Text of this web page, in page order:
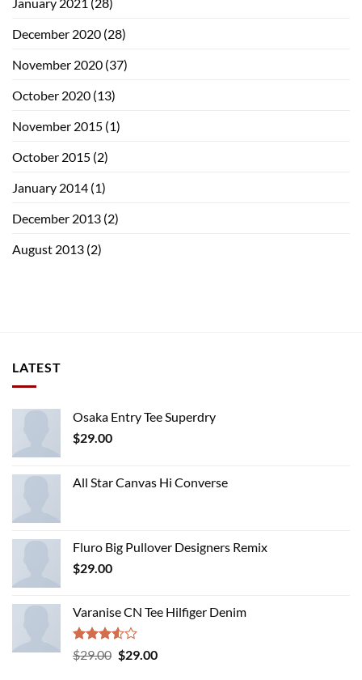
December 2020 (28)
November 2020 (37)
October 2020 (13)
November 2015 (1)
October 2015 (2)
January 2014 (1)
December 2013 (2)
August 2013 (2)
LATEST
Osaka Entry Tee Superdry
$29.00
All Star Canvas Hi Converse
Fluro Big Pullover Designers Remix
$29.00
Varanise CN Tee Hilfiger Denim
Rated
3.50
$29.00 Original
$29.00Current